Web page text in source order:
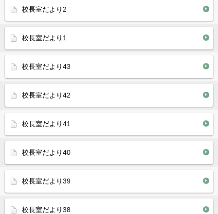
校長室だより2
校長室だより1
校長室だより43
校長室だより42
校長室だより41
校長室だより40
校長室だより39
校長室だより38